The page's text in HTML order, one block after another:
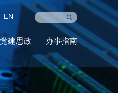
党建思政 办事指南
EN